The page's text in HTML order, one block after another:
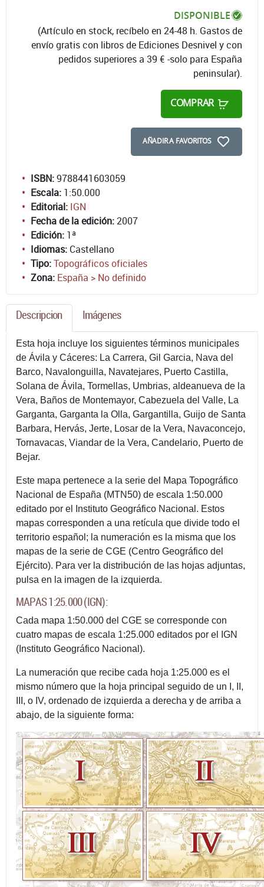
DISPONIBLE
(Artículo en stock, recíbelo en 24-48 h. Gastos de
envío gratis con libros de Ediciones Desnivel y con
pedidos superiores a 39 € -solo para España
peninsular).
COMPRAR
AÑADIR A FAVORITOS
ISBN:9788441603059
Escala: 1:50.000
Editorial: IGN
Fecha de la edición:2007
Edición: 1ª
Idiomas: Castellano
Tipo:Topográficos oficiales
Zona: España > No definido
Descripcion Imágenes
Esta hoja incluye los siguientes términos municipales
de Ávila y Cáceres: La Carrera, Gil Garcia, Nava del
Barco, Navalonguilla, Navatejares, Puerto Castilla,
Solana de Ávila, Tormellas, Umbrias, aldeanueva de la
Vera, Baños de Montemayor, Cabezuela del Valle, La
Garganta, Garganta la Olla, Gargantilla, Guijo de Santa
Barbara, Hervás, Jerte, Losar de la Vera, Navaconcejo,
Tornavacas, Viandar de la Vera, Candelario, Puerto de
Bejar.
Este mapa pertenece a la serie del Mapa Topográfico
Nacional de España (MTN50) de escala 1:50.000
editado por el Instituto Geográfico Nacional. Estos
mapas corresponden a una retícula que divide todo el
territorio español; la numeración es la misma que los
mapas de la serie de CGE (Centro Geográfico del
Ejército). Para ver la distribución de las hojas adjuntas,
pulsa en la imagen de la izquierda.
MAPAS 1:25.000 (IGN):
Cada mapa 1:50.000 del CGE se corresponde con
cuatro mapas de escala 1:25.000 editados por el IGN
(Instituto Geográfico Nacional).
La numeración que recibe cada hoja 1:25.000 es el
mismo número que la hoja principal seguido de un I, II,
III, o IV, ordenado de izquierda a derecha y de arriba a
abajo, de la siguiente forma: